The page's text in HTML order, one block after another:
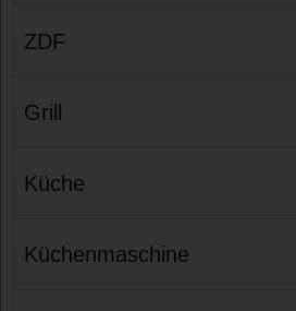
ZDF
Grill
Küche
Küchenmaschine